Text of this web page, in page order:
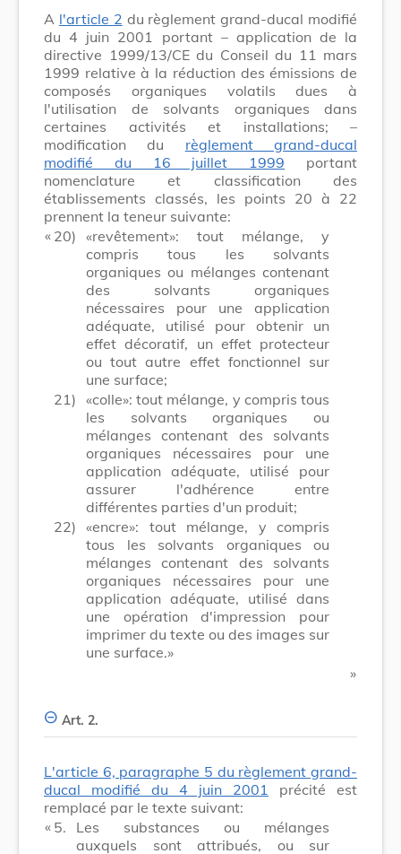
A l'article 2 du règlement grand-ducal modifié
du 4 juin 2001 portant – application de la
directive 1999/13/CE du Conseil du 11 mars
1999 relative à la réduction des émissions de
composés organiques volatils dues à
l'utilisation de solvants organiques dans
certaines activités et installations; –
modification du règlement grand-ducal
modifié du 16 juillet 1999 portant
nomenclature et classification des
établissements classés, les points 20 à 22
prennent la teneur suivante:
​ « 20) «revêtement»: tout mélange, y
compris tous les solvants
organiques ou mélanges contenant
des solvants organiques
nécessaires pour une application
adéquate, utilisé pour obtenir un
effet décoratif, un effet protecteur
ou tout autre effet fonctionnel sur
une surface;
21) «colle»: tout mélange, y compris tous
les solvants organiques ou
mélanges contenant des solvants
organiques nécessaires pour une
application adéquate, utilisé pour
assurer l'adhérence entre
différentes parties d'un produit;
22) «encre»: tout mélange, y compris
tous les solvants organiques ou
mélanges contenant des solvants
organiques nécessaires pour une
application adéquate, utilisé dans
une opération d'impression pour
imprimer du texte ou des images sur
une surface.»
​ »
Art. 2.
L'article 6, paragraphe 5 du règlement grand-
ducal modifié du 4 juin 2001
précité est
remplacé par le texte suivant:
​ « 5.
Les substances ou mélanges
auxquels sont attribués, ou sur